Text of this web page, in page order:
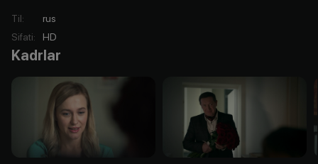
Til:
rus
Sifati: HD
Kadrlar